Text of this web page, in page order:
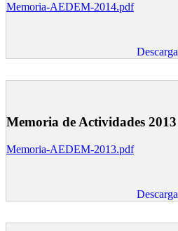
Memoria-AEDEM-2014.pdf
Descarga
Memoria de Actividades 2013
Memoria-AEDEM-2013.pdf
Descarga